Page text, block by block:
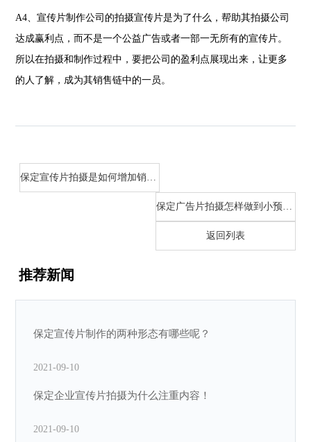
A4、宣传片制作公司的拍摄宣传片是为了什么，帮助其拍摄公司
达成赢利点，而不是一个公益广告或者一部一无所有的宣传片。
所以在拍摄和制作过程中，要把公司的盈利点展现出来，让更多
的人了解，成为其销售链中的一员。
返回列表
推荐新闻
保定宣传片制作的两种形态有哪些呢？
2021-09-10
保定企业宣传片拍摄为什么注重内容！
2021-09-10